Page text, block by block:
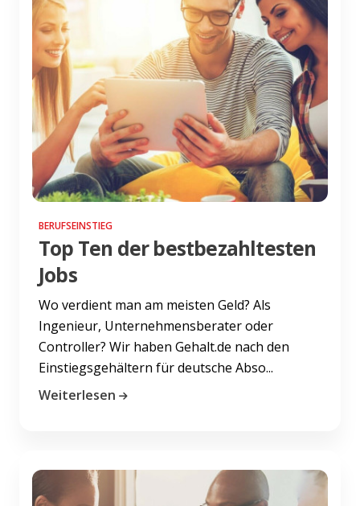
BERUFSEINSTIEG
Top Ten der bestbezahltesten
Jobs
Wo verdient man am meisten Geld? Als
Ingenieur, Unternehmensberater oder
Controller? Wir haben Gehalt.de nach den
Einstiegsgehältern für deutsche Abso...
Weiterlesen